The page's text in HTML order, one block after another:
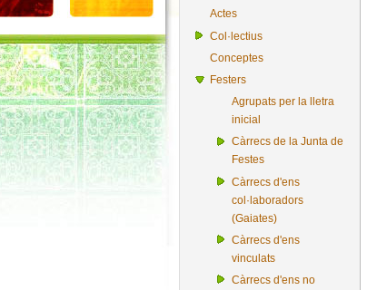
Actes
Col·lectius
Conceptes
Festers
Agrupats per la lletra
inicial
Càrrecs de la Junta de
Festes
Càrrecs d'ens
col·laboradors
(Gaiates)
Càrrecs d'ens
vinculats
Càrrecs d'ens no